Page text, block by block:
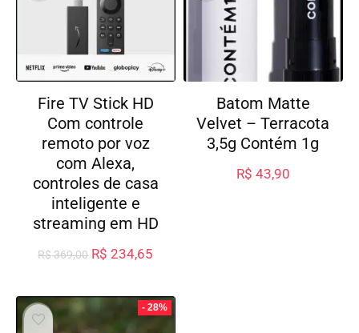
Fire TV Stick HD
Com controle
remoto por voz
com Alexa,
controles de casa
inteligente e
streaming em HD
R$369,00 R$ 234,65
Batom Matte
Velvet – Terracota
3,5g Contém 1g
R$ 43,90
- 28%